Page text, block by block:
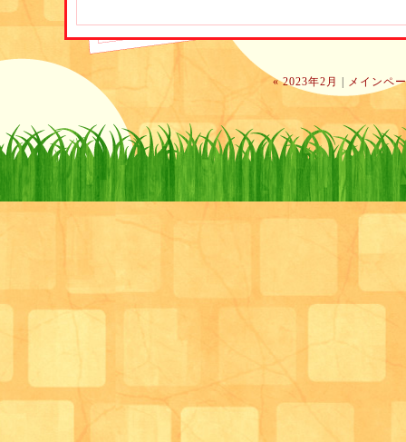
« 2023年2月 メインペ